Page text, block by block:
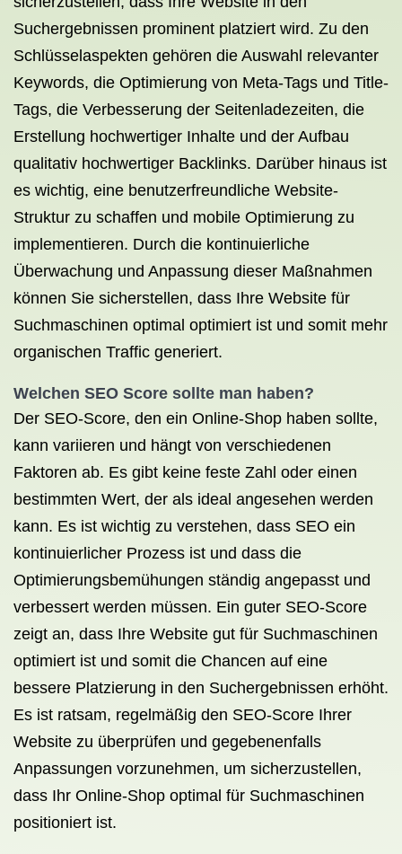
Suchergebnissen prominent platziert wird. Zu den
Schlüsselaspekten gehören die Auswahl relevanter
Keywords, die Optimierung von Meta-Tags und Title-
Tags, die Verbesserung der Seitenladezeiten, die
Erstellung hochwertiger Inhalte und der Aufbau
qualitativ hochwertiger Backlinks. Darüber hinaus ist
es wichtig, eine benutzerfreundliche Website-
Struktur zu schaffen und mobile Optimierung zu
implementieren. Durch die kontinuierliche
Überwachung und Anpassung dieser Maßnahmen
können Sie sicherstellen, dass Ihre Website für
Suchmaschinen optimal optimiert ist und somit mehr
organischen Traffic generiert.
Welchen SEO Score sollte man haben?
Der SEO-Score, den ein Online-Shop haben sollte,
kann variieren und hängt von verschiedenen
Faktoren ab. Es gibt keine feste Zahl oder einen
bestimmten Wert, der als ideal angesehen werden
kann. Es ist wichtig zu verstehen, dass SEO ein
kontinuierlicher Prozess ist und dass die
Optimierungsbemühungen ständig angepasst und
verbessert werden müssen. Ein guter SEO-Score
zeigt an, dass Ihre Website gut für Suchmaschinen
optimiert ist und somit die Chancen auf eine
bessere Platzierung in den Suchergebnissen erhöht.
Es ist ratsam, regelmäßig den SEO-Score Ihrer
Website zu überprüfen und gegebenenfalls
Anpassungen vorzunehmen, um sicherzustellen,
dass Ihr Online-Shop optimal für Suchmaschinen
positioniert ist.